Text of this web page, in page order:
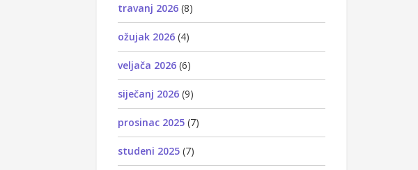
travanj 2026 (8)
ožujak 2026 (4)
veljača 2026 (6)
siječanj 2026 (9)
prosinac 2025 (7)
studeni 2025 (7)